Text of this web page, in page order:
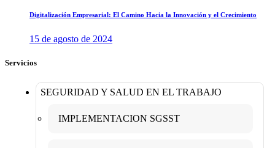
Digitalización Empresarial: El Camino Hacia la Innovación y el Crecimiento
15 de agosto de 2024
Servicios
SEGURIDAD Y SALUD EN EL TRABAJO
IMPLEMENTACION SGSST